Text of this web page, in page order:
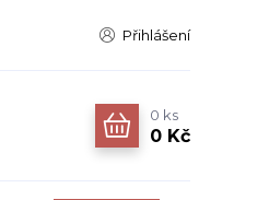
Přihlášení
0 ks
0 Kč